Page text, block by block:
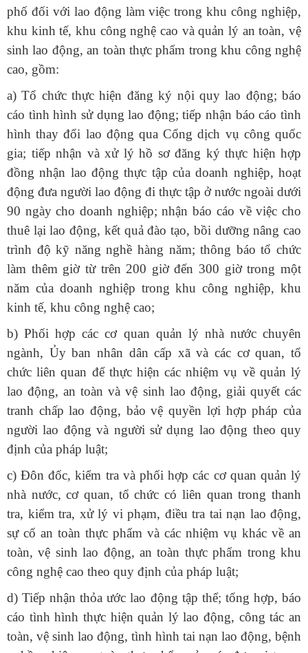
phố đối với lao động làm việc trong khu công nghiệp,
khu kinh tế, khu công nghệ cao và quản lý an toàn, vệ
sinh lao động, an toàn thực phẩm trong khu công nghệ
cao, gồm:
a) Tổ chức thực hiện đăng ký nội quy lao động; báo
cáo tình hình sử dụng lao động; tiếp nhận báo cáo tình
hình thay đổi lao động qua Cổng dịch vụ công quốc
gia; tiếp nhận và xử lý hồ sơ đăng ký thực hiện hợp
đồng nhận lao động thực tập của doanh nghiệp, hoạt
động đưa người lao động đi thực tập ở nước ngoài dưới
90 ngày cho doanh nghiệp; nhận báo cáo về việc cho
thuê lại lao động, kết quả đào tạo, bồi dưỡng nâng cao
trình độ kỹ năng nghề hàng năm; thông báo tổ chức
làm thêm giờ từ trên 200 giờ đến 300 giờ trong một
năm của doanh nghiệp trong khu công nghiệp, khu
kinh tế, khu công nghệ cao;
b) Phối hợp các cơ quan quản lý nhà nước chuyên
ngành, Ủy ban nhân dân cấp xã và các cơ quan, tổ
chức liên quan để thực hiện các nhiệm vụ về quản lý
lao động, an toàn và vệ sinh lao động, giải quyết các
tranh chấp lao động, bảo vệ quyền lợi hợp pháp của
người lao động và người sử dụng lao động theo quy
định của pháp luật;
c) Đôn đốc, kiểm tra và phối hợp các cơ quan quản lý
nhà nước, cơ quan, tổ chức có liên quan trong thanh
tra, kiểm tra, xử lý vi phạm, điều tra tai nạn lao động,
sự cố an toàn thực phẩm và các nhiệm vụ khác về an
toàn, vệ sinh lao động, an toàn thực phẩm trong khu
công nghệ cao theo quy định của pháp luật;
d) Tiếp nhận thỏa ước lao động tập thể; tổng hợp, báo
cáo tình hình thực hiện quản lý lao động, công tác an
toàn, vệ sinh lao động, tình hình tai nạn lao động, bệnh